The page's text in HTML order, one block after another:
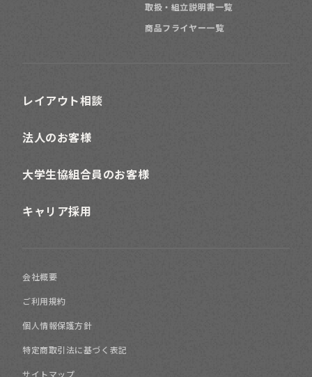
取扱・組立説明書一覧
商品フライヤー一覧
レイアウト相談
法人のお客様
大学生協組合員のお客様
キャリア採用
会社概要
ご利用規約
個人情報保護方針
特定商取引法に基づく表記
サイトマップ